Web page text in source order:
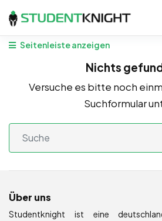
Seitenleiste anzeigen
Nichts
Versuche es bitte noch
Suchformular
Über uns
Studentknight ist eine